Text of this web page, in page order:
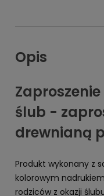
Opis
ślub -
drewnianą
Produkt wykonany z
kolorowym
rodziców z okazji